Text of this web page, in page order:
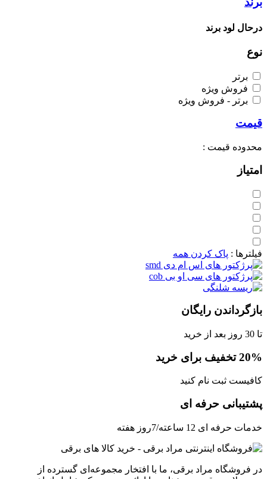
درحال لود برند
نوع
برتر
فروش ویژه
برتر - فروش ویژه
قیمت
محدوده قیمت :
امتیاز
فیلترها : پاک کردن همه
بازگرداندن رایگان
تا 30 روز بعد از خرید
20% تخفیف برای خرید
کافیست ثبت نام کنید
پشتیبانی حرفه ای
خدمات حرفه ای 12 ساعته/7روز هفته
در فروشگاه مراد برقی، ما با افتخار مجموعه‌ای گسترده از